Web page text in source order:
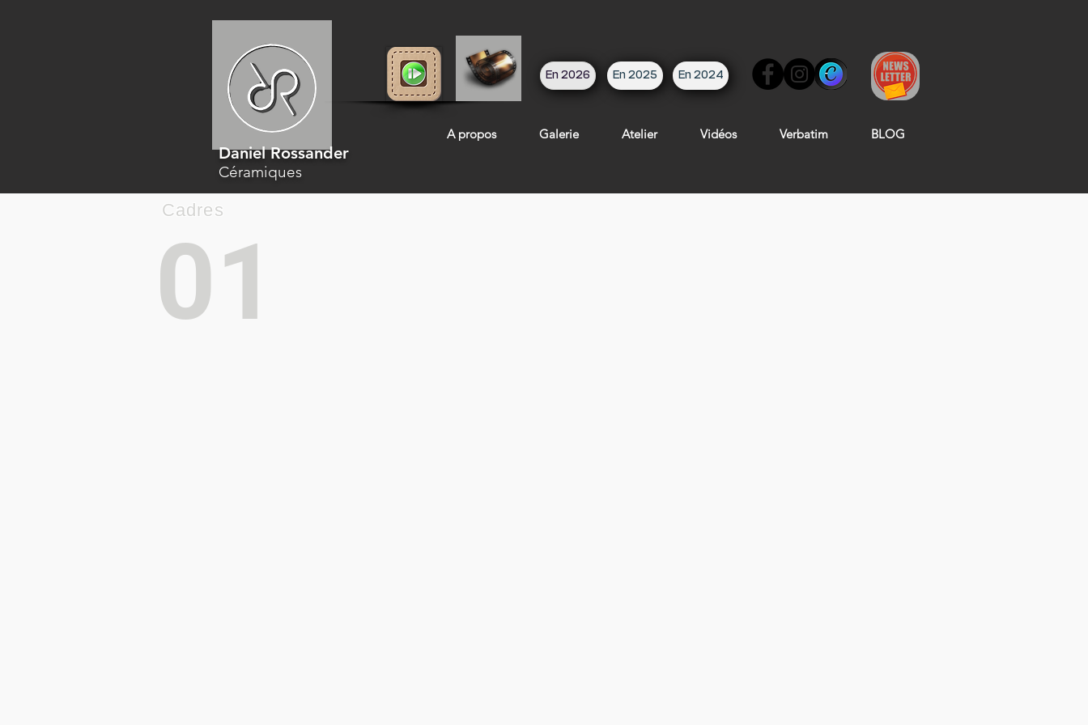
Daniel Rossander
Céramiques
En 2026 En 2025 En 2024
A propos Galerie Atelier Vidéos Verbatim BLOG
Cadres
01